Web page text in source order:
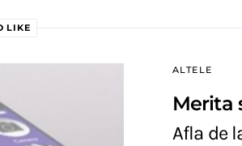
LIKE
ALTELE
Merita
Afla de